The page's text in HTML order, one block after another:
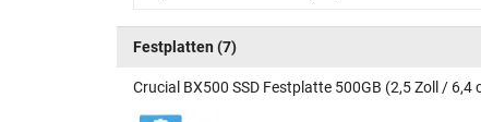
Festplatten (7)
Crucial BX500 SSD Festplatte 500GB (2,5 Zoll / 6,4